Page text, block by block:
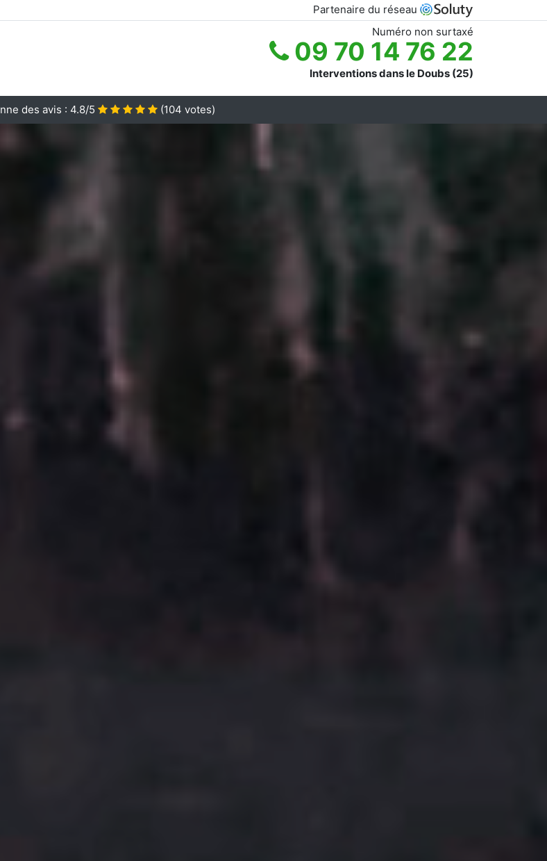
Partenaire du réseau
Numéro non surtaxé
09 70 14 76 22
Interventions dans le Doubs (25)
des avis : 4.8/5 (104 votes)